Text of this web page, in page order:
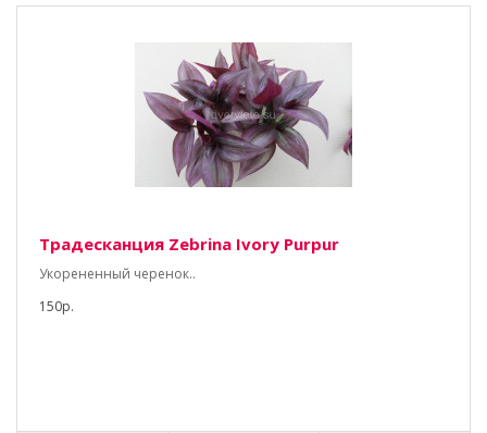
Традесканция Zebrina Ivory Purpur
Укорененный черенок..
150р.